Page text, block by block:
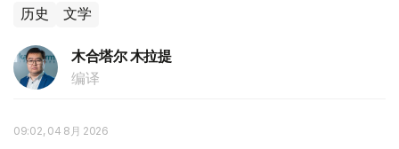
历史 文学
木合塔尔 木拉提
编译
09:02, 04 8月 2026